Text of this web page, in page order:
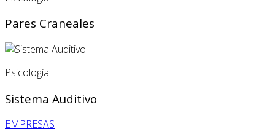
Pares Craneales
Psicología
Sistema Auditivo
EMPRESAS